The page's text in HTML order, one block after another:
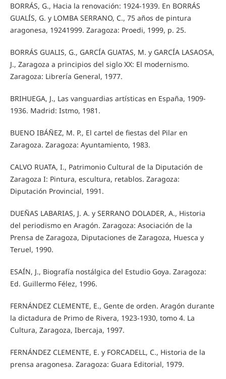
BORRÁS, G., Hacia la renovación: 1924-1939. En BORRÁS
GUALÍS, G. y LOMBA SERRANO, C., 75 años de pintura
aragonesa, 19241999. Zaragoza: Proedi, 1999, p. 25.
BORRÁS GUALIS, G., GARCÍA GUATAS, M. y GARCÍA LASAOSA,
J., Zaragoza a principios del siglo XX: El modernismo.
Zaragoza: Librería General, 1977.
BRIHUEGA, J., Las vanguardias artísticas en España, 1909-
1936. Madrid: Istmo, 1981.
BUENO IBÁÑEZ, M. P., El cartel de fiestas del Pilar en
Zaragoza. Zaragoza: Ayuntamiento, 1983.
CALVO RUATA, I., Patrimonio Cultural de la Diputación de
Zaragoza I: Pintura, escultura, retablos. Zaragoza:
Diputación Provincial, 1991.
DUEÑAS LABARIAS, J. A. y SERRANO DOLADER, A., Historia
del periodismo en Aragón. Zaragoza: Asociación de la
Prensa de Zaragoza, Diputaciones de Zaragoza, Huesca y
Teruel, 1990.
ESAÍN, J., Biografía nostálgica del Estudio Goya. Zaragoza:
Ed. Guillermo Félez, 1996.
FERNÁNDEZ CLEMENTE, E., Gente de orden. Aragón durante
la dictadura de Primo de Rivera, 1923-1930, tomo 4. La
Cultura, Zaragoza, Ibercaja, 1997.
FERNÁNDEZ CLEMENTE, E. y FORCADELL, C., Historia de la
prensa aragonesa. Zaragoza: Guara Editorial, 1979.